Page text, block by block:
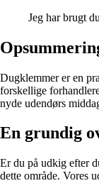
Jeg har brugt
Dugklemmer er en
forskellige
nyde udendørs
En grundig
Er du på udkig efter
dette område. Vores